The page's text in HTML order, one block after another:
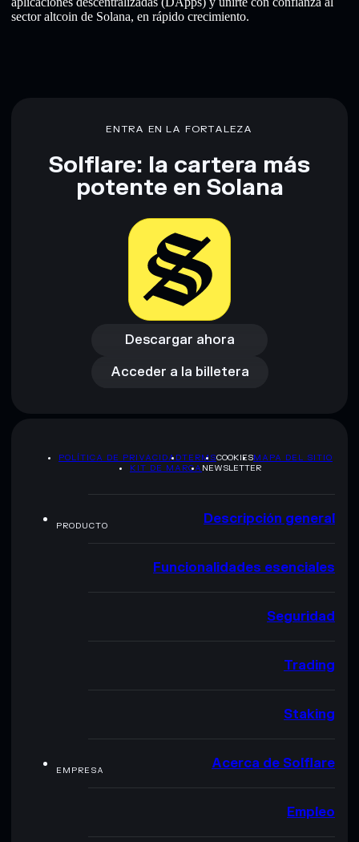
sector altcoin de Solana, en rápido crecimiento.
ENTRA EN LA FORTALEZA
Solflare: la cartera más
potente en Solana
Descargar ahora
Descargar ahora
Acceder a la billetera
Acceder a la billetera
POLÍTICA DE PRIVACIDADTERMSCOOKIESMAPA DEL SITIO
KIT DE MARCA NEWSLETTER
PRODUCTO Descripción general
Funcionalidades esenciales
Seguridad
Trading
Staking
EMPRESA Acerca de Solflare
Empleo